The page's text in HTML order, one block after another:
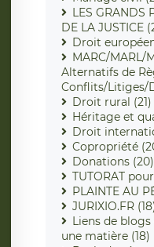
LES GRANDS
DE LA JUSTICE
Droit
MARC/MARL/
Alternatifs de
Conflits/Litiges/
Droit rural (21)
Héritage et
Droit
Copropriété
Donations (20)
TUTORAT
PLAINTE AU
JURIXIO.FR
Liens de
une matière (18)